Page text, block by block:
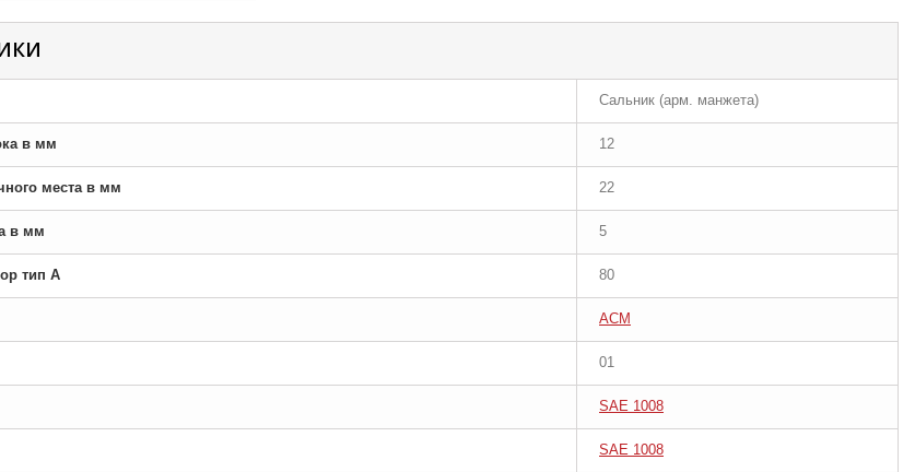
Сальник (арм. манжета)
в мм 12
места в мм 22
в мм 5
тип A 80
ACM
01
SAE 1008
SAE 1008